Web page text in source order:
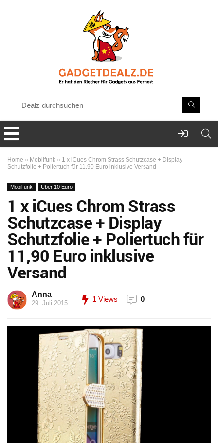
Home » Mobilfunk » 1 x iCues Chrom Strass Schutzcase + Display
Schutzfolie + Poliertuch für 11,90 Euro inklusive Versand
Mobilfunk Über 10 Euro
1 x iCues Chrom Strass
Schutzcase + Display
Schutzfolie + Poliertuch für
11,90 Euro inklusive
Versand
Anna
29. Juli 2015 1 Views 0